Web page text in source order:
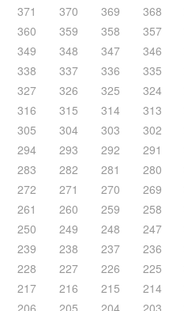
371 370 369 368
360 359 358 357
349 348 347 346
338 337 336 335
327 326 325 324
316 315 314 313
305 304 303 302
294 293 292 291
283 282 281 280
272 271 270 269
261 260 259 258
250 249 248 247
239 238 237 236
228 227 226 225
217 216 215 214
206 205 204 203